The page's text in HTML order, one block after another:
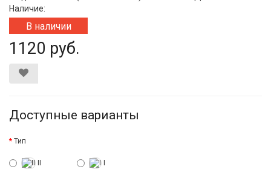
Наличие:
В наличии
1120 руб.
Доступные варианты
Тип